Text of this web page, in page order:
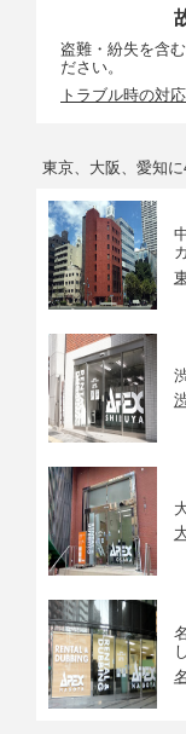
盗難・紛失を含
ださい。
トラブル時の対
東京、大阪、愛知